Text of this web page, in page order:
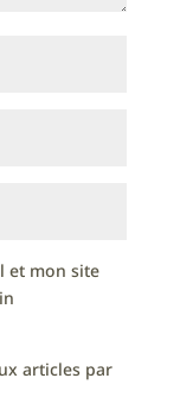
et mon site
articles par